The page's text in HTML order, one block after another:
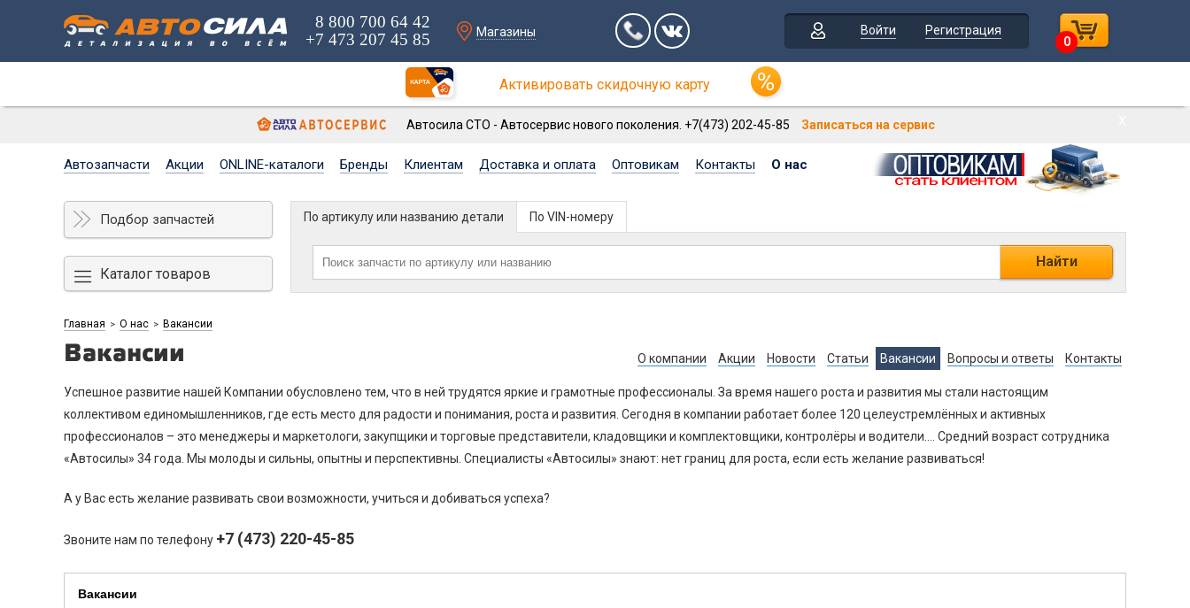
8 800 700 64 42
+7 473 207 45 85
Магазины Войти
Регистрация
0
Активировать скидочную карту
Автосила СТО - Автосервис нового поколения. +7(473) 202-45-85 Записаться на сервис
Автозапчасти Акции ONLINE-каталоги Бренды Клиентам Доставка и оплата Оптовикам Контакты О нас
Подбор запчастей
Каталог товаров
По артикулу или названию детали
Найти
По VIN-номеру
Главная > О нас > Вакансии
Вакансии О компании Акции Новости Статьи Вакансии Вопросы и ответы Контакты
Успешное развитие нашей Компании обусловлено тем, что в ней трудятся яркие и грамотные профессионалы. За время нашего роста и развития мы стали настоящим
коллективом единомышленников, где есть место для радости и понимания, роста и развития. Сегодня в компании работает более 120 целеустремлённых и активных
профессионалов – это менеджеры и маркетологи, закупщики и торговые представители, кладовщики и комплектовщики, контролёры и водители…. Средний возраст сотрудника
«Автосилы» 34 года. Мы молоды и сильны, опытны и перспективны. Специалисты «Автосилы» знают: нет границ для роста, если есть желание развиваться!
А у Вас есть желание развивать свои возможности, учиться и добиваться успеха?
Звоните нам по телефону +7 (473) 220-45-85
Вакансии